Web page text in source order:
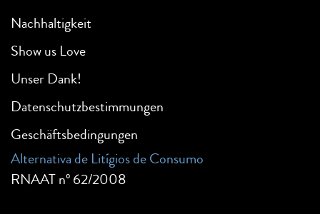
Nachhaltigkeit
Show us Love
Unser Dank!
Datenschutzbestimmungen
Geschäftsbedingungen
Alternativa de Litígios de Consumo
RNAAT nº 62/2008